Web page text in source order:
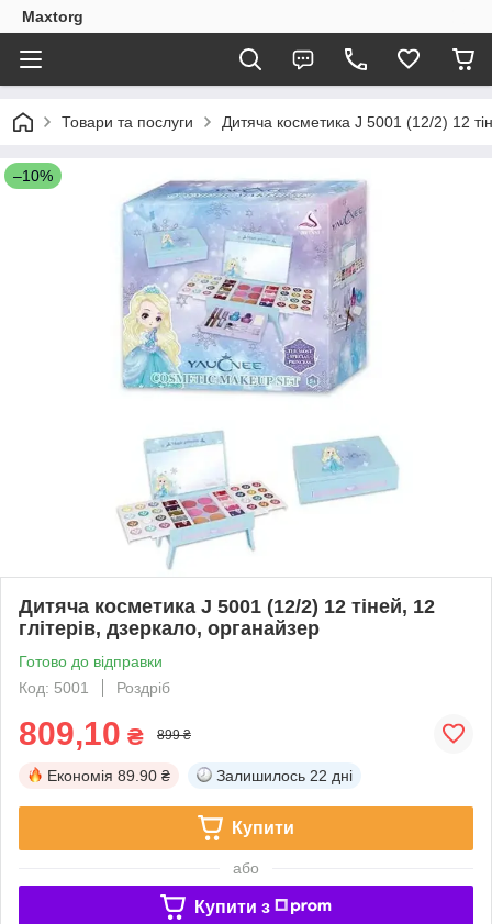
Maxtorg
Товари та послуги Дитяча косметика J 5001 (12/2) 12
–10%
Дитяча косметика J 5001 (12/2) 12 тіней, 12
глітерів, дзеркало, органайзер
Готово до відправки
Код: 5001
Роздріб
809,10 ₴ 899 ₴
Економія 89.90 ₴ Залишилось 22 дні
Купити
або
Купити з